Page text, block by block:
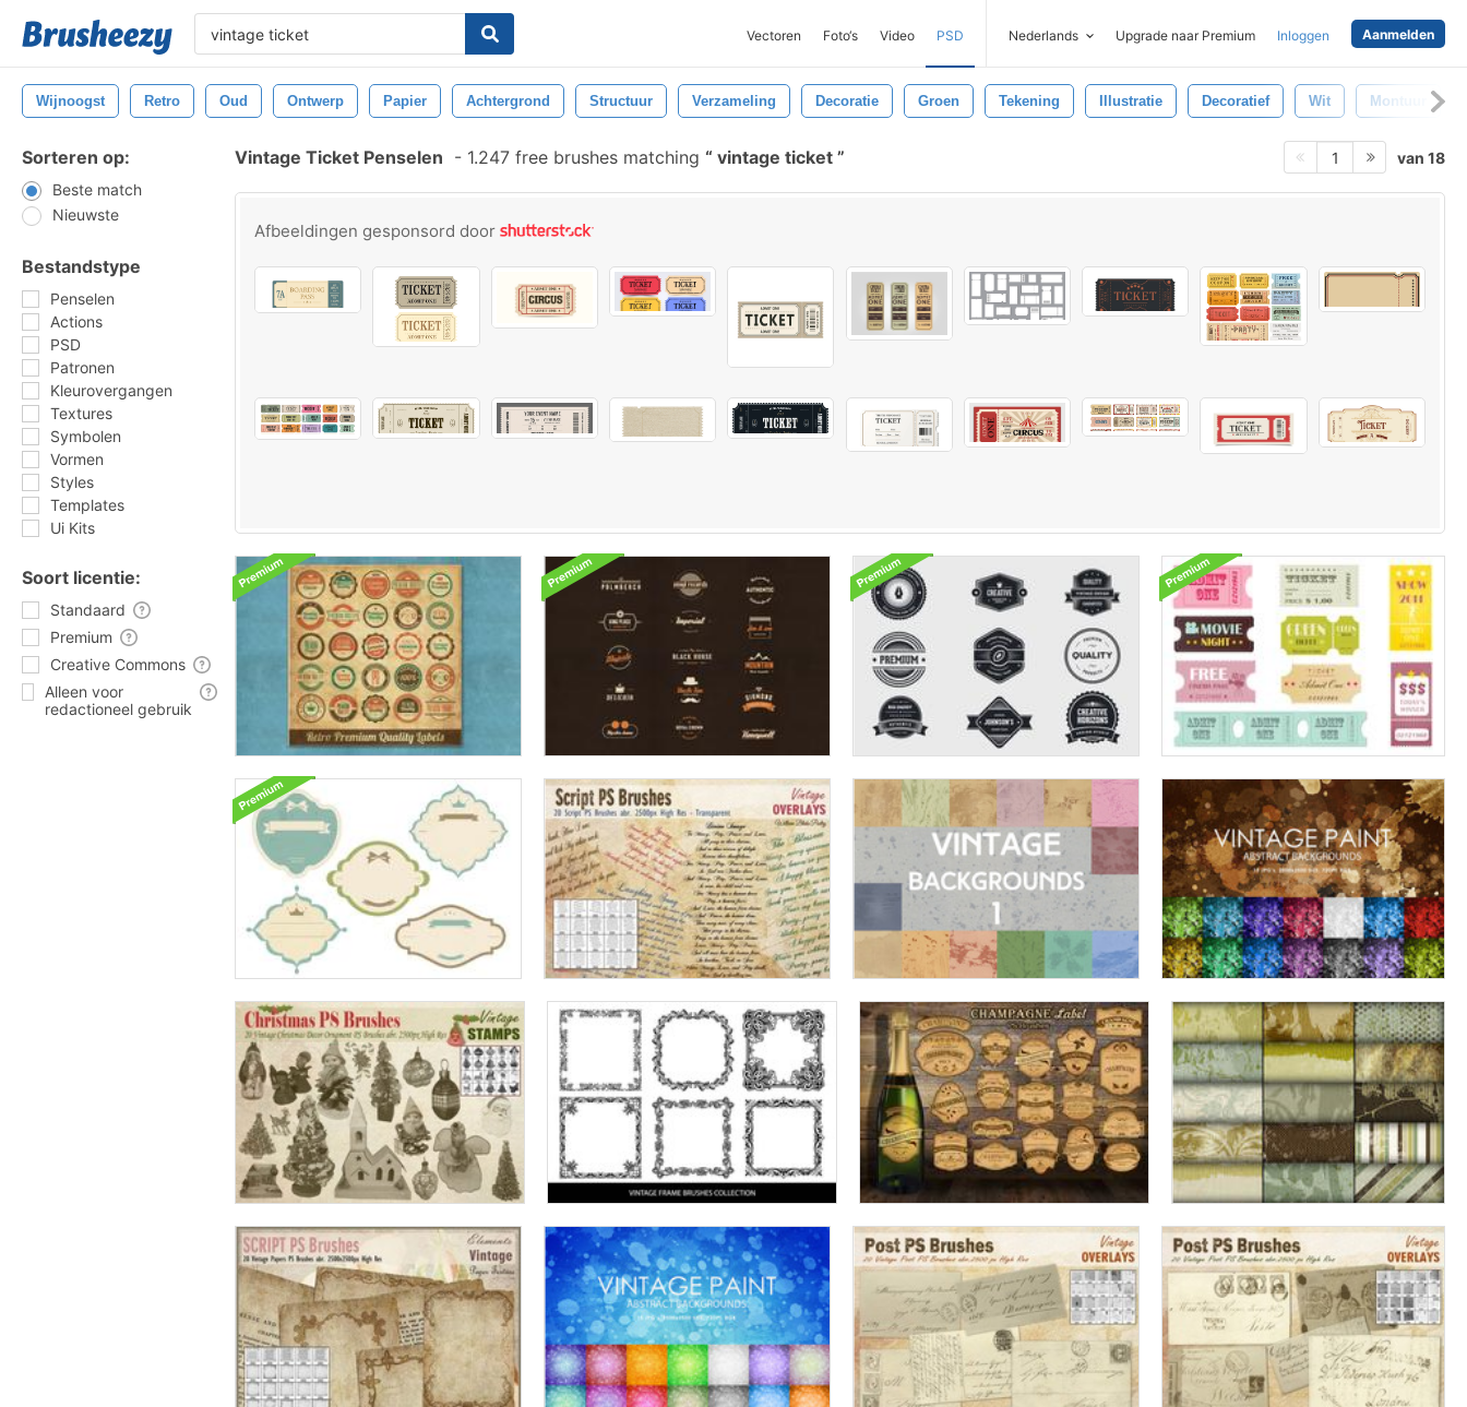
Vectoren Foto‘s Video PSD Nederlands Upgrade naar Premium Inloggen Aanmelden
Wijnoogst Retro Oud Ontwerp Papier Achtergrond Structuur Verzameling Decoratie Groen Tekening Illustratie Decoratief Wit Montuur
Sorteren op:
Beste match
Nieuwste
Bestandstype
Penselen
Actions
PSD
Patronen
Kleurovergangen
Textures
Symbolen
Vormen
Styles
Templates
Ui Kits
Soort licentie:
Standaard
Premium
Creative Commons
Alleen voor
redactioneel gebruik
Vintage Ticket Penselen - 1.247 free brushes matching vintage ticket 1 van 18
Afbeeldingen gesponsord door